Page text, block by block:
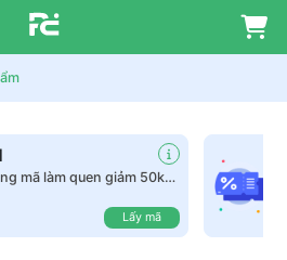
mã làm quen giảm 50k
Lấy mã